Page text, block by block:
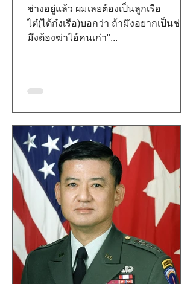
ช่างอยู่แล้ว ผมเลยต้องเป็นลูกเรือ
ไต๋(ไต้ก๋งเรือ)บอกว่า ถ้ามึงอยากเป็นช่าง
มึงต้องฆ่าไอ้คนเก่า"...